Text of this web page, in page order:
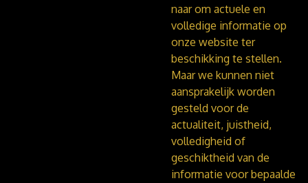
naar om actuele en
volledige informatie op
onze website ter
beschikking te stellen.
Maar we kunnen niet
aansprakelijk worden
gesteld voor de
actualiteit, juistheid,
volledigheid of
geschiktheid van de
informatie voor bepaalde